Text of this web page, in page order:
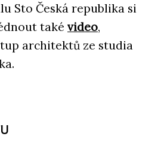
Sto Česká republika si
také video,
architektů ze studia